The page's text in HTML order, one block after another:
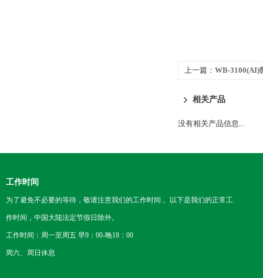
上一篇： WB-3100(AI)
相关产品
没有相关产品信息...
工作时间
为了避免不必要的等待，敬请注意我们的工作时间 。以下是我们的正常工
作时间，中国大陆法定节假日除外。
工作时间：周一至周五 早9：00-晚18：00
周六、周日休息